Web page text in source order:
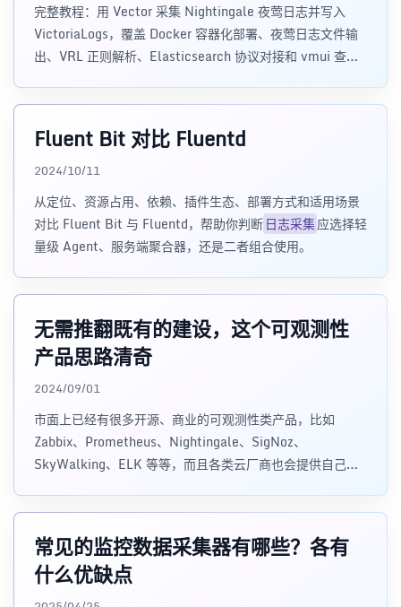
完整教程：用 Vector 采集 Nightingale 夜莺日志并写入
VictoriaLogs，覆盖 Docker 容器化部署、夜莺日志文件输
出、VRL 正则解析、Elasticsearch 协议对接和 vmui 查询
Fluent Bit 对比 Fluentd
2024/10/11
从定位、资源占用、依赖、插件生态、部署方式和适用场景
对比 Fluent Bit 与 Fluentd，帮助你判断日志采集应选择轻
量级 Agent、服务端聚合器，还是二者组合使用。
无需推翻既有的建设，这个可观测性
产品思路清奇
2024/09/01
市面上已经有很多开源、商业的可观测性类产品，比如
Zabbix、Prometheus、Nightingale、SigNoz、
SkyWalking、ELK 等等，而且各类云厂商也会提供自己的
的多套产品，这加剧了企业数据孤岛的现状。怎么解？
常见的监控数据采集器有哪些？各有
什么优缺点